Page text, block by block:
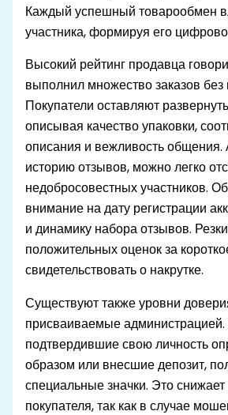
Каждый успешный товарообмен
участника, формируя его
Высокий рейтинг продавца
выполнил множество заказов без
Покупатели оставляют
описывая качество упаковки,
описания и вежливость общения.
историю отзывов, можно легко
недобросовестных участников.
внимание на дату регистрации
и динамику набора отзывов.
положительных оценок за
свидетельствовать о накрутке.
Существуют также уровни
присваиваемые
подтвердившие свою личность
образом или внесшие депозит,
специальные значки. Это снижает
покупателя, так как в случае